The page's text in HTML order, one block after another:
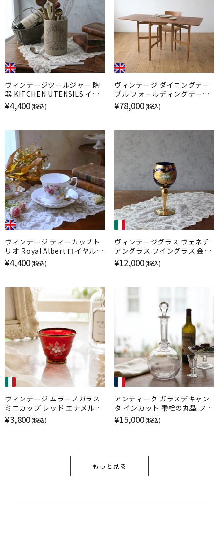
ヴィンテージツールジャー 陶
器 KITCHEN UTENSILS イギ
リス
¥4,400(税込)
ヴィンテージ ダイニングテー
ブル フォールディングテーブ
ル ミッドセンチュリー イギリ
¥78,000(税込)
ヴィンテージ ティーカップト
リオ Royal Albert ロイヤルア
ルバート Nosegay イギリス
¥4,400(税込)
ヴィンテージグラス ヴェネチ
アングラス ワイングラス 金彩
エナメル彩 ムラーノガラス ブ
ルー イタリア
¥12,000(税込)
ヴィンテージ ムラーノガラス
ミニカップ レッド エナメル金
彩 イタリア
¥3,800(税込)
アンティーク ガラスデキャン
タ インカット 雫栓の丸型 フラ
ンス
¥15,000(税込)
もっと見る